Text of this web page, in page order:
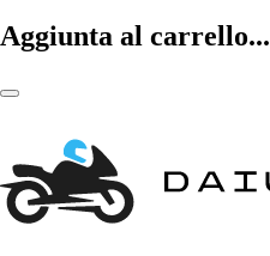
Aggiunta al carrello...